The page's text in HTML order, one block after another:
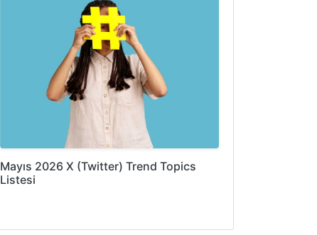
Mayıs 2026 X (Twitter) Trend Topics
Listesi